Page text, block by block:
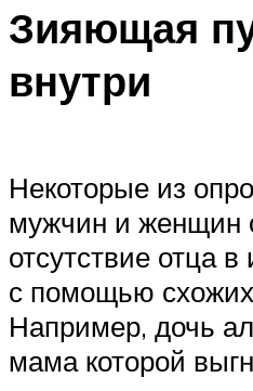
Зияющая
внутри
Некоторые из
мужчин и женщин
отсутствие отца в
с помощью
Например, дочь
мама которой